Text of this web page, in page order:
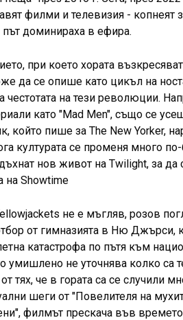
филми и телевизия - копнеят
път доминираха в ефира.
при което хората
да се опише като цикъл на
честотата на тези революции.
като "Mad Men", също се
който пише за The New Yorker,
културата се променя много
нов живот на Twilight, за да
на Showtime
не е мъгляв, розов
от гимназията в Ню Джърси,
катастрофа по пътя към
умишлено не уточнява колко са
тях, че в гората са се случили
шеги от "Повелителя на
филмът прескача във